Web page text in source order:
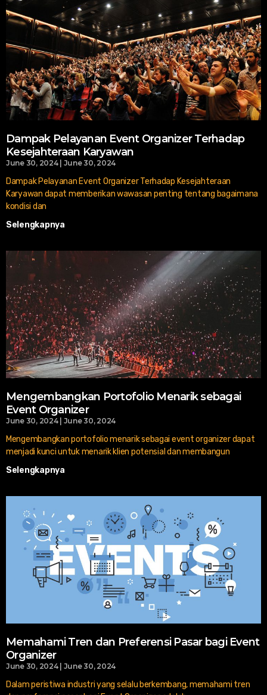
Dampak Pelayanan Event Organizer Terhadap
Kesejahteraan Karyawan
June 30, 2024 June 30, 2024
Dampak Pelayanan Event Organizer Terhadap Kesejahteraan
Karyawan dapat memberikan wawasan penting tentang bagaimana
kondisi dan
Selengkapnya
Mengembangkan Portofolio Menarik sebagai
Event Organizer
June 30, 2024 June 30, 2024
Mengembangkan portofolio menarik sebagai event organizer dapat
menjadi kunci untuk menarik klien potensial dan membangun
Selengkapnya
Memahami Tren dan Preferensi Pasar bagi Event
Organizer
June 30, 2024 June 30, 2024
Dalam peristiwa industri yang selalu berkembang, memahami tren